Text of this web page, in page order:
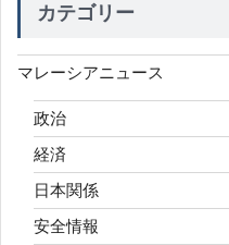
カテゴリー
マレーシアニュース
政治
経済
日本関係
安全情報